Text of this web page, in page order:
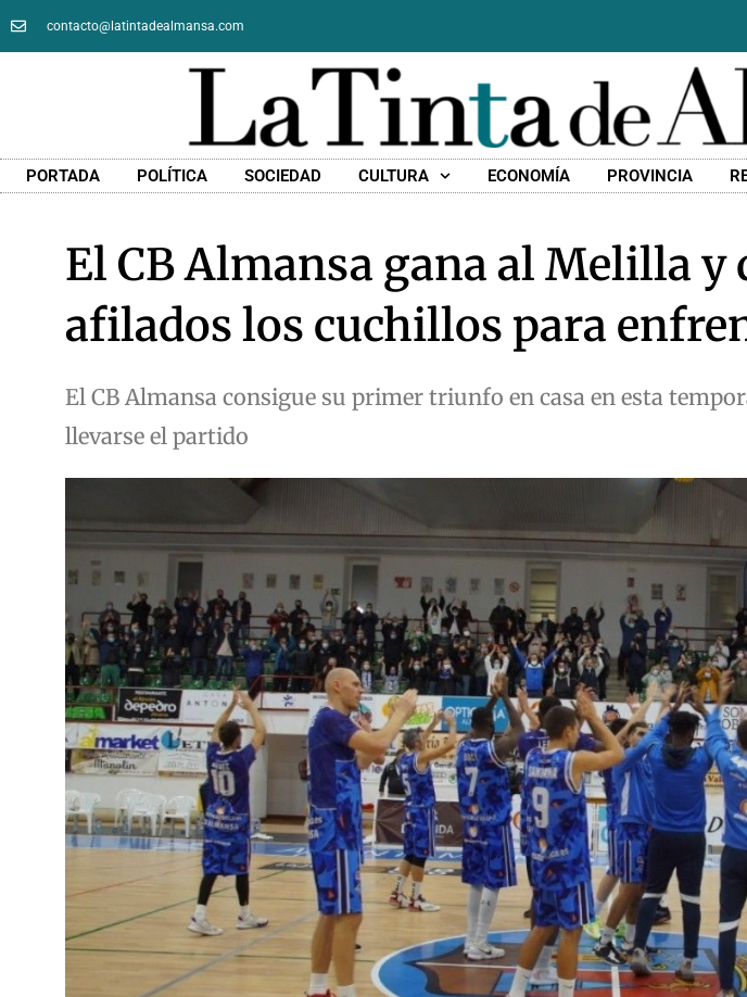
contacto@latintadealmansa.com
PORTADA POLÍTICA SOCIEDAD CULTURA ECONOMÍA PROVINCIA
El CB Almansa gana al Melilla y
afilados los cuchillos para
El CB Almansa consigue su primer triunfo en casa en esta
llevarse el partido